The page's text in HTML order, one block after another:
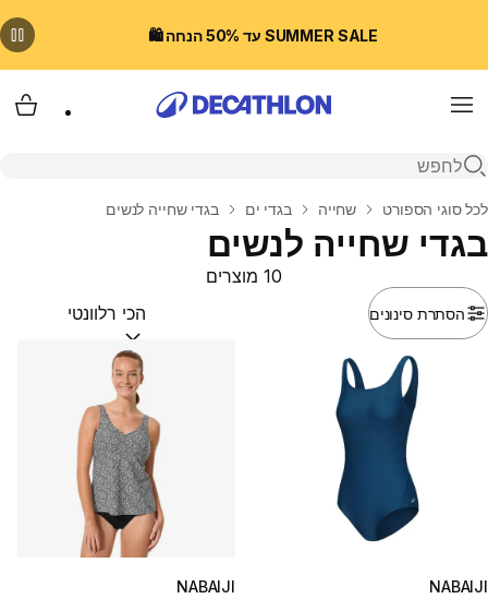
SUMMER SALE עד 50% הנחה 🛍️
Menu
פתיחת חיפוש
בית
לכל סוגי הספורט שחייה בגדי ים בגדי שחייה לנשים
בגדי שחייה לנשים
הסתרת סינונים
10 מוצרים
מיין לפי:(optional)
NABAIJI
NABAIJI